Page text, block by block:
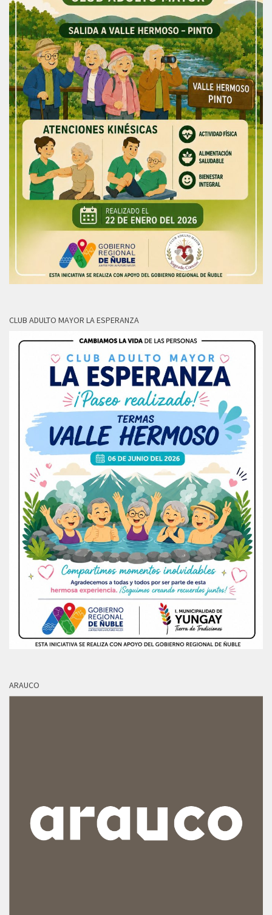
CLUB ADULTO MAYOR LA ESPERANZA
ARAUCO